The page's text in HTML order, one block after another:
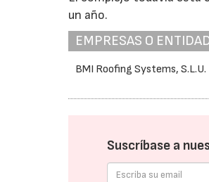
un año.
EMPRESAS O
BMI Roofing Systems, S.L.U.
Suscríbase a